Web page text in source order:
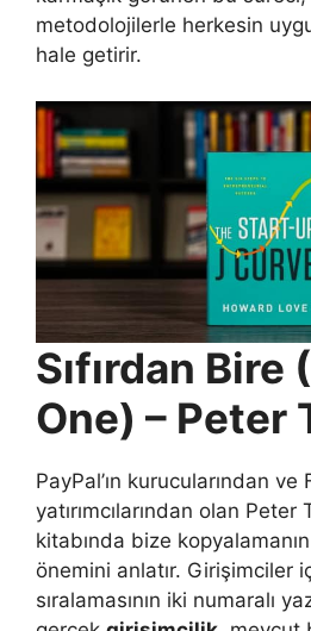
metodolojilerle herkesin
hale getirir.
Sıfırdan Bire
One) – Peter
PayPal’ın kurucularından ve
yatırımcılarından olan Peter
kitabında bize
önemini anlatır. Girişimciler
sıralamasının iki numaralı